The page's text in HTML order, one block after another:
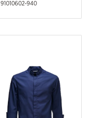
91010602-940